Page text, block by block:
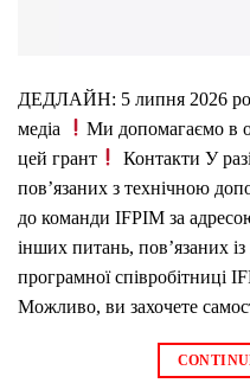
ДЕДЛАЙН: 5 липня 2026
медіа
Ми допомагаємо в
цей грант
Контакти У
пов’язаних з технічною
до команди IFPIM за
інших питань, пов’язаних
програмної співробітниці
Можливо, ви захочете